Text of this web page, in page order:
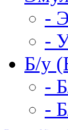
-
-
Б/у
-
-